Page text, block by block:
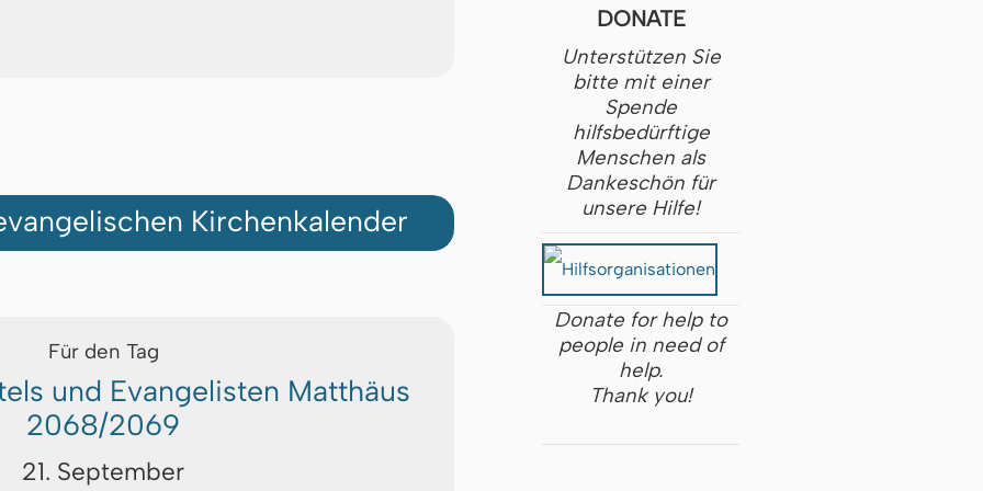
Kirchenkalender
Für den Tag
und Evangelisten Matthäus
2068/2069
21. September
DONATE
Unterstützen Sie
bitte mit einer
Spende
hilfsbedürftige
Menschen als
Dankeschön für
unsere Hilfe!
Donate for help to
people in need of
help.
Thank you!